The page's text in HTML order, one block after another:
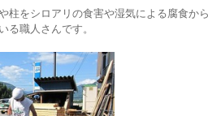
柱をシロアリの食害や湿気による腐食から
る職人さんです。